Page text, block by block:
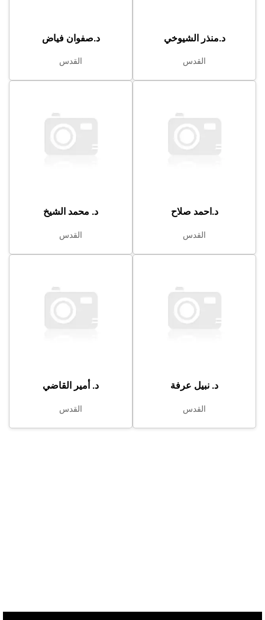
د.منذر الشيوخي
القدس
د.صفوان فياض
القدس
د.احمد صلاح
القدس
د. محمد الشيخ
القدس
د. نبيل عرفة
القدس
د. أمير القاضي
القدس